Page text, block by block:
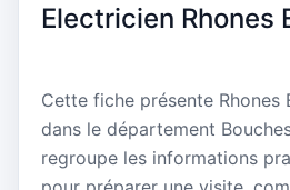
Electricien Rhones
Cette fiche présente Rhones
dans le département
regroupe les informations